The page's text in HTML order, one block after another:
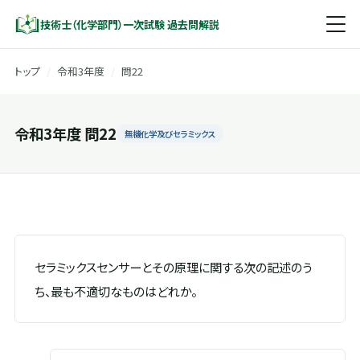
技術士（化学部門）一次試験 過去問解説
トップ 令和3年度 問22
令和3年度 問22 無機化学及びセラミックス
セラミックスセンサーとその原理に関する次の記述のう
ち、最も不適切なものはどれか。